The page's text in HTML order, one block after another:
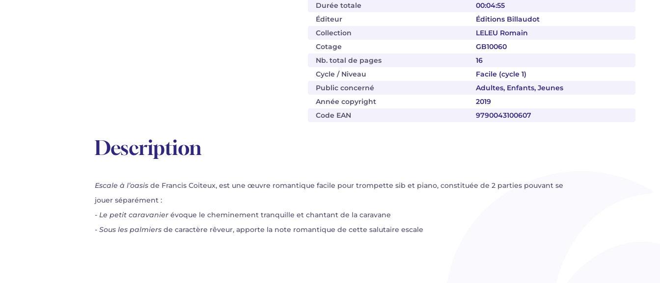
Durée totale
00:04:55
Éditeur
Éditions Billaudot
Collection
LELEU Romain
Cotage
GB10060
Nb. total de pages
16
Cycle / Niveau
Facile (cycle 1)
Public concerné
Adultes, Enfants, Jeunes
Année copyright
2019
Code EAN
9790043100607
Description
Escale à l’oasis de Francis Coiteux, est une œuvre romantique facile pour trompette sib et piano, constituée de 2 parties pouvant se
jouer séparément :
- Le petit caravanier évoque le cheminement tranquille et chantant de la caravane
- Sous les palmiers de caractère rêveur, apporte la note romantique de cette salutaire escale